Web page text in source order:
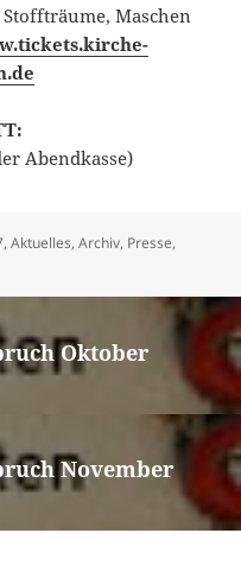
Maschen
Abendkasse)
,Aktuelles,Archiv, Presse,
Oktober
November